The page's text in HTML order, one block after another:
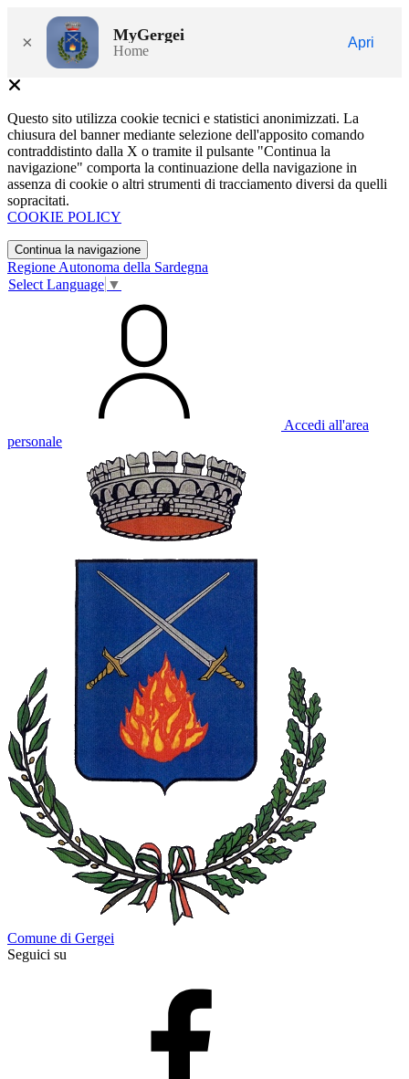
× MyGergei
Home
Apri
Questo sito utilizza cookie tecnici e statistici anonimizzati. La
chiusura del banner mediante selezione dell'apposito comando
contraddistinto dalla X o tramite il pulsante "Continua la
navigazione" comporta la continuazione della navigazione in
assenza di cookie o altri strumenti di tracciamento diversi da quelli
sopracitati.
COOKIE POLICY
Continua la navigazione
Regione Autonoma della Sardegna
Select Language ▼
Accedi all'area
personale
Comune di Gergei
Seguici su